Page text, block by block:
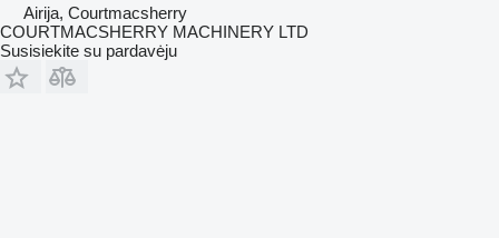
Airija, Courtmacsherry
COURTMACSHERRY MACHINERY LTD
Susisiekite su pardavėju